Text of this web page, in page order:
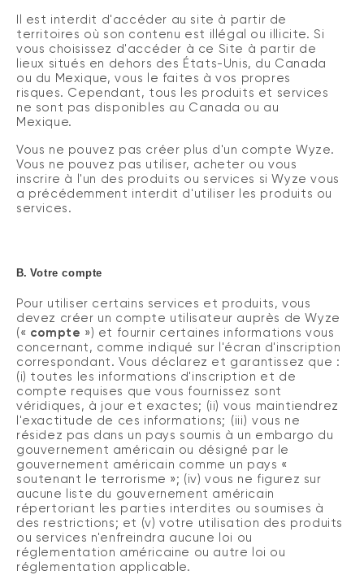
Il est interdit d'accéder au site à partir de
territoires où son contenu est illégal ou illicite. Si
vous choisissez d'accéder à ce Site à partir de
lieux situés en dehors des États-Unis, du Canada
ou du Mexique, vous le faites à vos propres
risques. Cependant, tous les produits et services
ne sont pas disponibles au Canada ou au
Mexique.
Vous ne pouvez pas créer plus d'un compte Wyze.
Vous ne pouvez pas utiliser, acheter ou vous
inscrire à l'un des produits ou services si Wyze vous
a précédemment interdit d'utiliser les produits ou
services.
B. Votre compte
Pour utiliser certains services et produits, vous
devez créer un compte utilisateur auprès de Wyze
(« compte ») et fournir certaines informations vous
concernant, comme indiqué sur l'écran d'inscription
correspondant. Vous déclarez et garantissez que :
(i) toutes les informations d'inscription et de
compte requises que vous fournissez sont
véridiques, à jour et exactes; (ii) vous maintiendrez
l'exactitude de ces informations; (iii) vous ne
résidez pas dans un pays soumis à un embargo du
gouvernement américain ou désigné par le
gouvernement américain comme un pays «
soutenant le terrorisme »; (iv) vous ne figurez sur
aucune liste du gouvernement américain
répertoriant les parties interdites ou soumises à
des restrictions; et (v) votre utilisation des produits
ou services n'enfreindra aucune loi ou
réglementation américaine ou autre loi ou
réglementation applicable.